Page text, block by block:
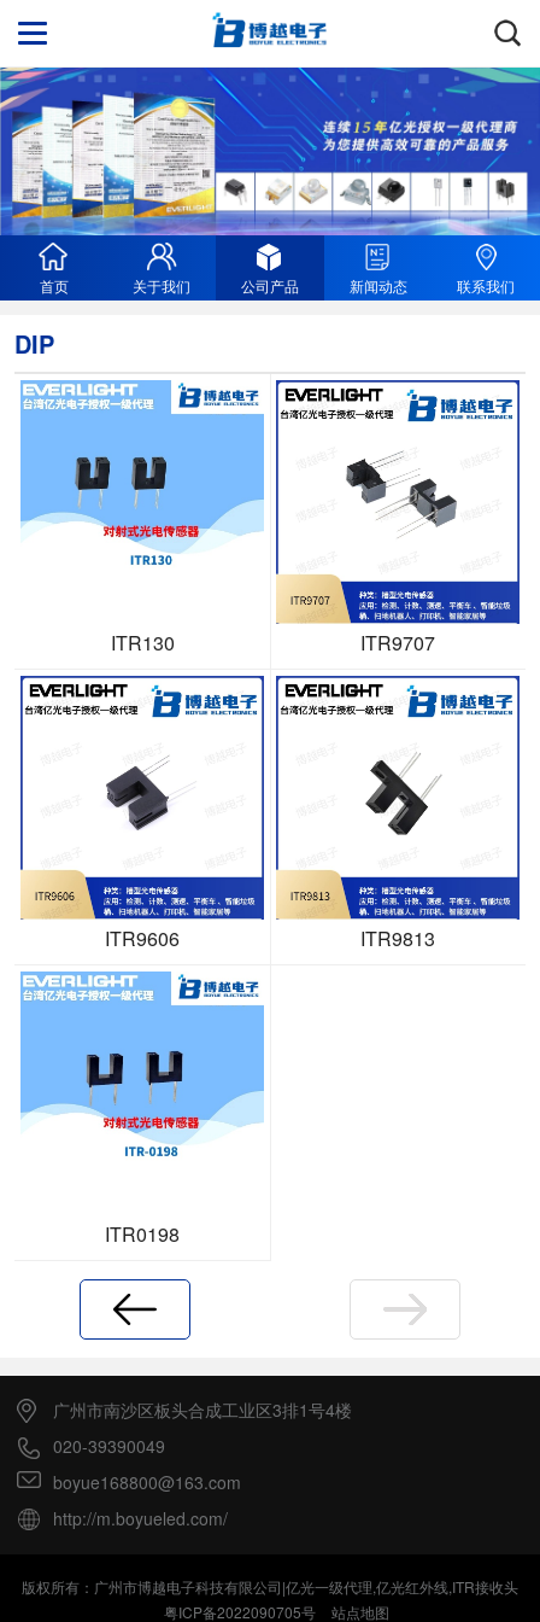
首页 关于我们 公司产品 新闻动态 联系我们
DIP
ITR130 ITR9707
ITR9606 ITR9813
ITR0198
上一页
下一页
广州市南沙区板头合成工业区3排1号4楼
020-39390049
boyue168800@163.com
http://m.boyueled.com/
版权所有：广州市博越电子科技有限公司|亿光一级代理,亿光红外线,ITR接收头
粤ICP备2022090705号
站点地图